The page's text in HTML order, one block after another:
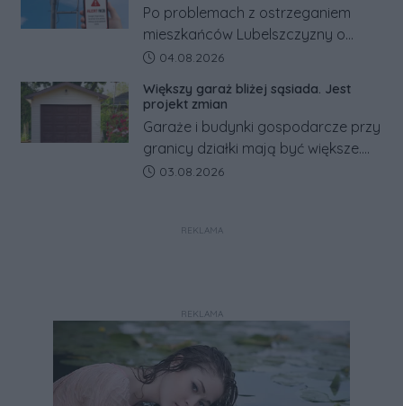
Po problemach z ostrzeganiem
mieszkańców Lubelszczyzny o
rosyjskim zagrożeniu rząd
alarmowych, alertów RCB i aplikacji
w jeden system.
Data dodania artykułu:
04.08.2026
Większy garaż bliżej sąsiada. Jest
projekt zmian
Garaże i budynki gospodarcze przy
granicy działki mają być większe.
Projekt zaostrza też zasady
Data dodania artykułu:
03.08.2026
REKLAMA
REKLAMA